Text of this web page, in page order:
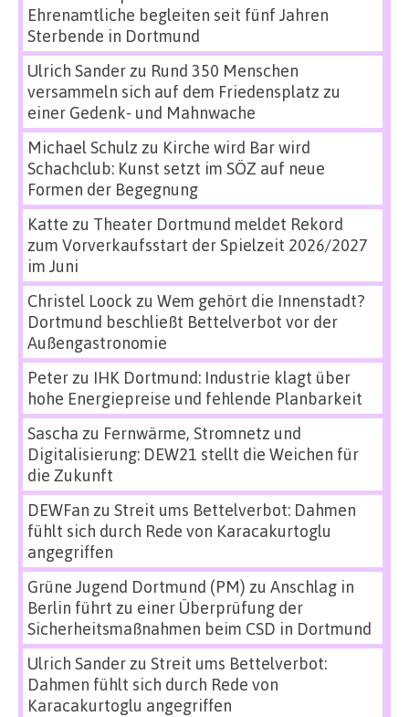
Ehrenamtliche begleiten seit fünf Jahren
Sterbende in Dortmund
Ulrich Sanderzu Rund 350 Menschen
versammeln sich auf dem Friedensplatz zu
einer Gedenk- und Mahnwache
Michael Schulz zu Kirche wird Bar wird
Schachclub: Kunst setzt im SÖZ auf neue
Formen der Begegnung
Katte zu Theater Dortmund meldet Rekord
zum Vorverkaufsstart der Spielzeit 2026/2027
im Juni
Christel Loock zu Wem gehört die Innenstadt?
Dortmund beschließt Bettelverbot vor der
Außengastronomie
Peterzu IHK Dortmund: Industrie klagt über
hohe Energiepreise und fehlende Planbarkeit
Sascha zu Fernwärme, Stromnetz und
Digitalisierung: DEW21 stellt die Weichen für
die Zukunft
DEWFan zu Streit ums Bettelverbot: Dahmen
fühlt sich durch Rede von Karacakurtoglu
angegriffen
Grüne Jugend Dortmund (PM) zu Anschlag in
Berlin führt zu einer Überprüfung der
Sicherheitsmaßnahmen beim CSD in Dortmund
Ulrich Sanderzu Streit ums Bettelverbot:
Dahmen fühlt sich durch Rede von
Karacakurtoglu angegriffen